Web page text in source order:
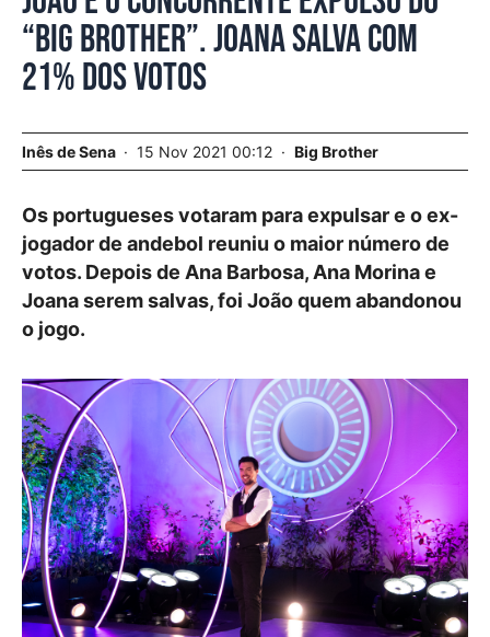
“Big Brother”. Joana salva com
21% dos votos
Inês de Sena 15 Nov 2021 00:12 Big Brother
Os portugueses votaram para expulsar e o ex-
jogador de andebol reuniu o maior número de
votos. Depois de Ana Barbosa, Ana Morina e
Joana serem salvas, foi João quem abandonou
o jogo.